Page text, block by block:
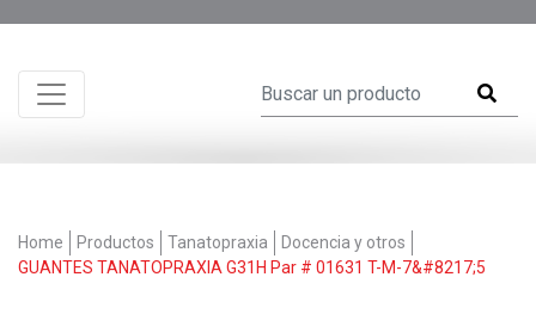
Home Productos Tanatopraxia
Docencia y otros
GUANTES TANATOPRAXIA G31H Par # 01631 T-M-7&#8217;5